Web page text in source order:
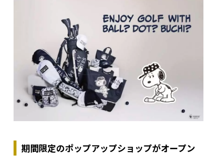
期間限定のポップアップショップがオープン